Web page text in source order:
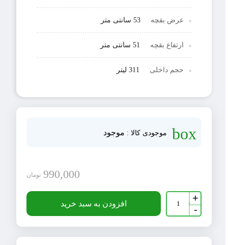
عرض بقچه 53 سانتی متر
ارتفاع بقچه 51 سانتی متر
حجم داخلی 311 لیتر
box موجودی کالا : موجود
990,000 تومان
بقچه
رختخوابی
سایز
جنس
جاجیمی
+
-
افزودن به سبد خرید